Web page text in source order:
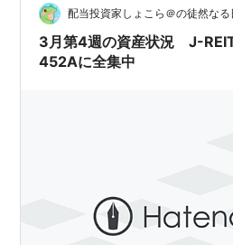
配当投資家しょこら＠の徒然なる
3月第4週の資産状況 J-
452Aに全集中